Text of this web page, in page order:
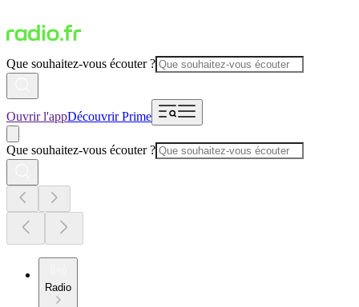
Que souhaitez-vous écouter ?
Ouvrir l'appDécouvrir Prime
Que souhaitez-vous écouter ?
Radio